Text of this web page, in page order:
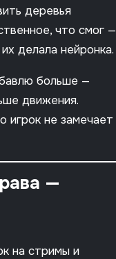
деревья
что смог —
делала нейронка.
больше —
движения.
игрок не замечает
—
на стримы и